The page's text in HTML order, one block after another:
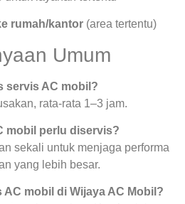
rumah/kantor (area tertentu)
Umum
servis AC mobil?
rata-rata 1–3 jam.
mobil perlu diservis?
sekali untuk menjaga performa
yang lebih besar.
mobil di Wijaya AC Mobil?